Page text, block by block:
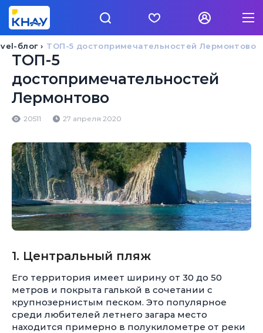
ТОП-5 достопримечательностей Лермонтово
блог
ТОП-5
достопримечательностей
Лермонтово
20511 27 апреля 2020
1. Центральный пляж
Его территория имеет ширину от 30 до 50
метров и покрыта галькой в сочетании с
крупнозернистым песком. Это популярное
среди любителей летнего загара место
находится примерно в полукилометре от реки